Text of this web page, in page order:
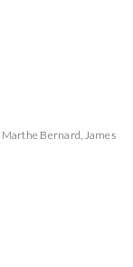
Marthe Bernard, James